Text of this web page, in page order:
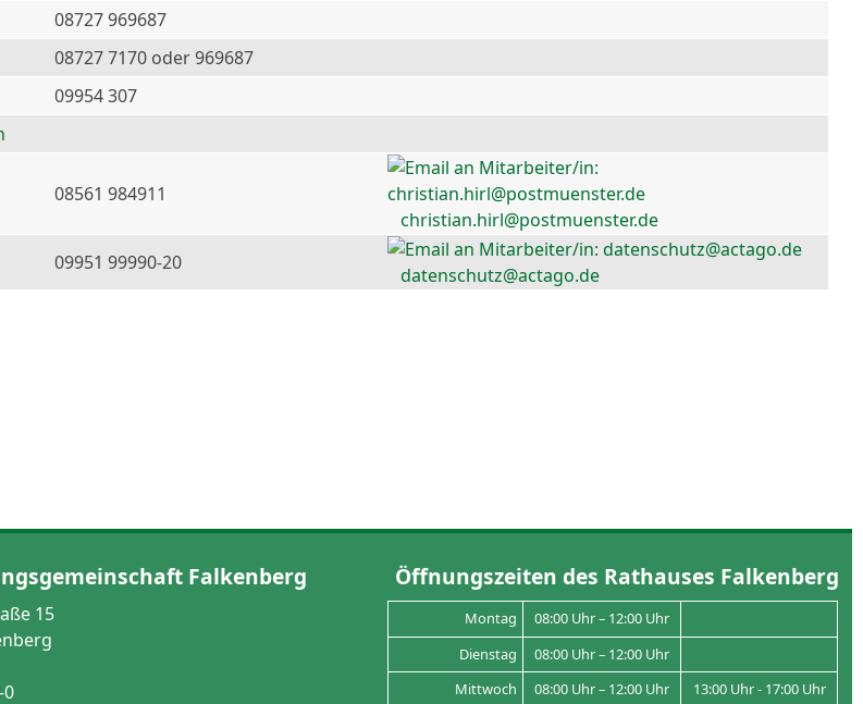
08727 969687
08727 7170 oder 969687
09954 307
08561 984911
christian.hirl@postmuenster.de
09951 99990-20
datenschutz@actago.de
Falkenberg
15
0
Öffnungszeiten des Rathauses Falkenberg
Montag
08:00 Uhr – 12:00 Uhr
Dienstag
08:00 Uhr – 12:00 Uhr
Mittwoch
08:00 Uhr – 12:00 Uhr 13:00 Uhr - 17:00 Uhr